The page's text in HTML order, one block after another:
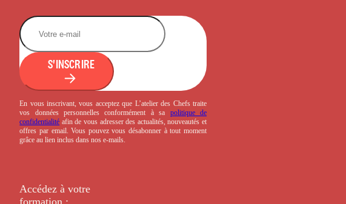
S'INSCRIRE
En vous inscrivant, vous acceptez que L’atelier des Chefs traite
vos données personnelles conformément à sa politique de
confidentialité afin de vous adresser des actualités, nouveautés et
offres par email. Vous pouvez vous désabonner à tout moment
grâce au lien inclus dans nos e-mails.
Accédez à votre
formation :